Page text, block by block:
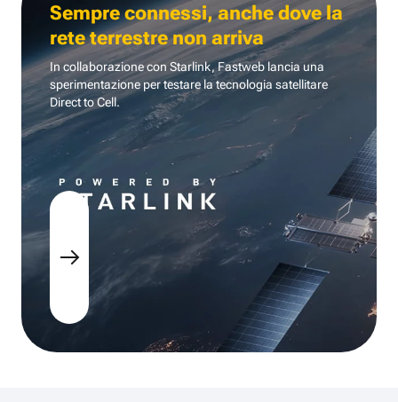
Sempre connessi, anche dove la
rete terrestre non arriva
In collaborazione con Starlink, Fastweb lancia una
sperimentazione per testare la tecnologia satellitare
Direct to Cell.